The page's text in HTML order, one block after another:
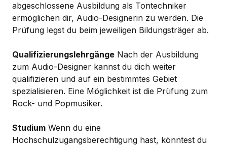
abgeschlossene Ausbildung als Tontechniker
ermöglichen dir, Audio-Designerin zu werden. Die
Prüfung legst du beim jeweiligen Bildungsträger ab.
Qualifizierungslehrgänge Nach der Ausbildung
zum Audio-Designer kannst du dich weiter
qualifizieren und auf ein bestimmtes Gebiet
spezialisieren. Eine Möglichkeit ist die Prüfung zum
Rock- und Popmusiker.
Studium Wenn du eine
Hochschulzugangsberechtigung hast, könntest du